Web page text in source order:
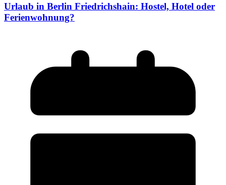
Urlaub in Berlin Friedrichshain: Hostel, Hotel oder
Ferienwohnung?